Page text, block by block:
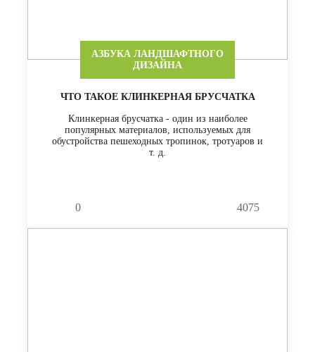
АЗБУКА ЛАНДШАФТНОГО
ДИЗАЙНА
ЧТО ТАКОЕ КЛИНКЕРНАЯ БРУСЧАТКА
Клинкерная брусчатка - один из наиболее
популярных материалов, используемых для
обустройства пешеходных тропинок, тротуаров и
т. д.
0 4075